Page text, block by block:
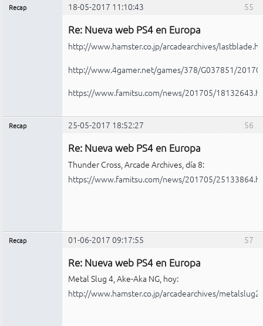
55
Recap 18-05-2017 11:10:43
Re: Nueva web PS4 en Europa
http://www.hamster.co.jp/arcadearchives/
http://www.4gamer.net/games/378/G037851/
https://www.famitsu.com/news/201705/
56
Recap 25-05-2017 18:52:27
Re: Nueva web PS4 en Europa
Thunder Cross, Arcade Archives, día 8:
https://www.famitsu.com/news/201705/
57
Recap 01-06-2017 09:17:55
Re: Nueva web PS4 en Europa
Metal Slug 4, Ake-Aka NG, hoy:
http://www.hamster.co.jp/arcadearchives/